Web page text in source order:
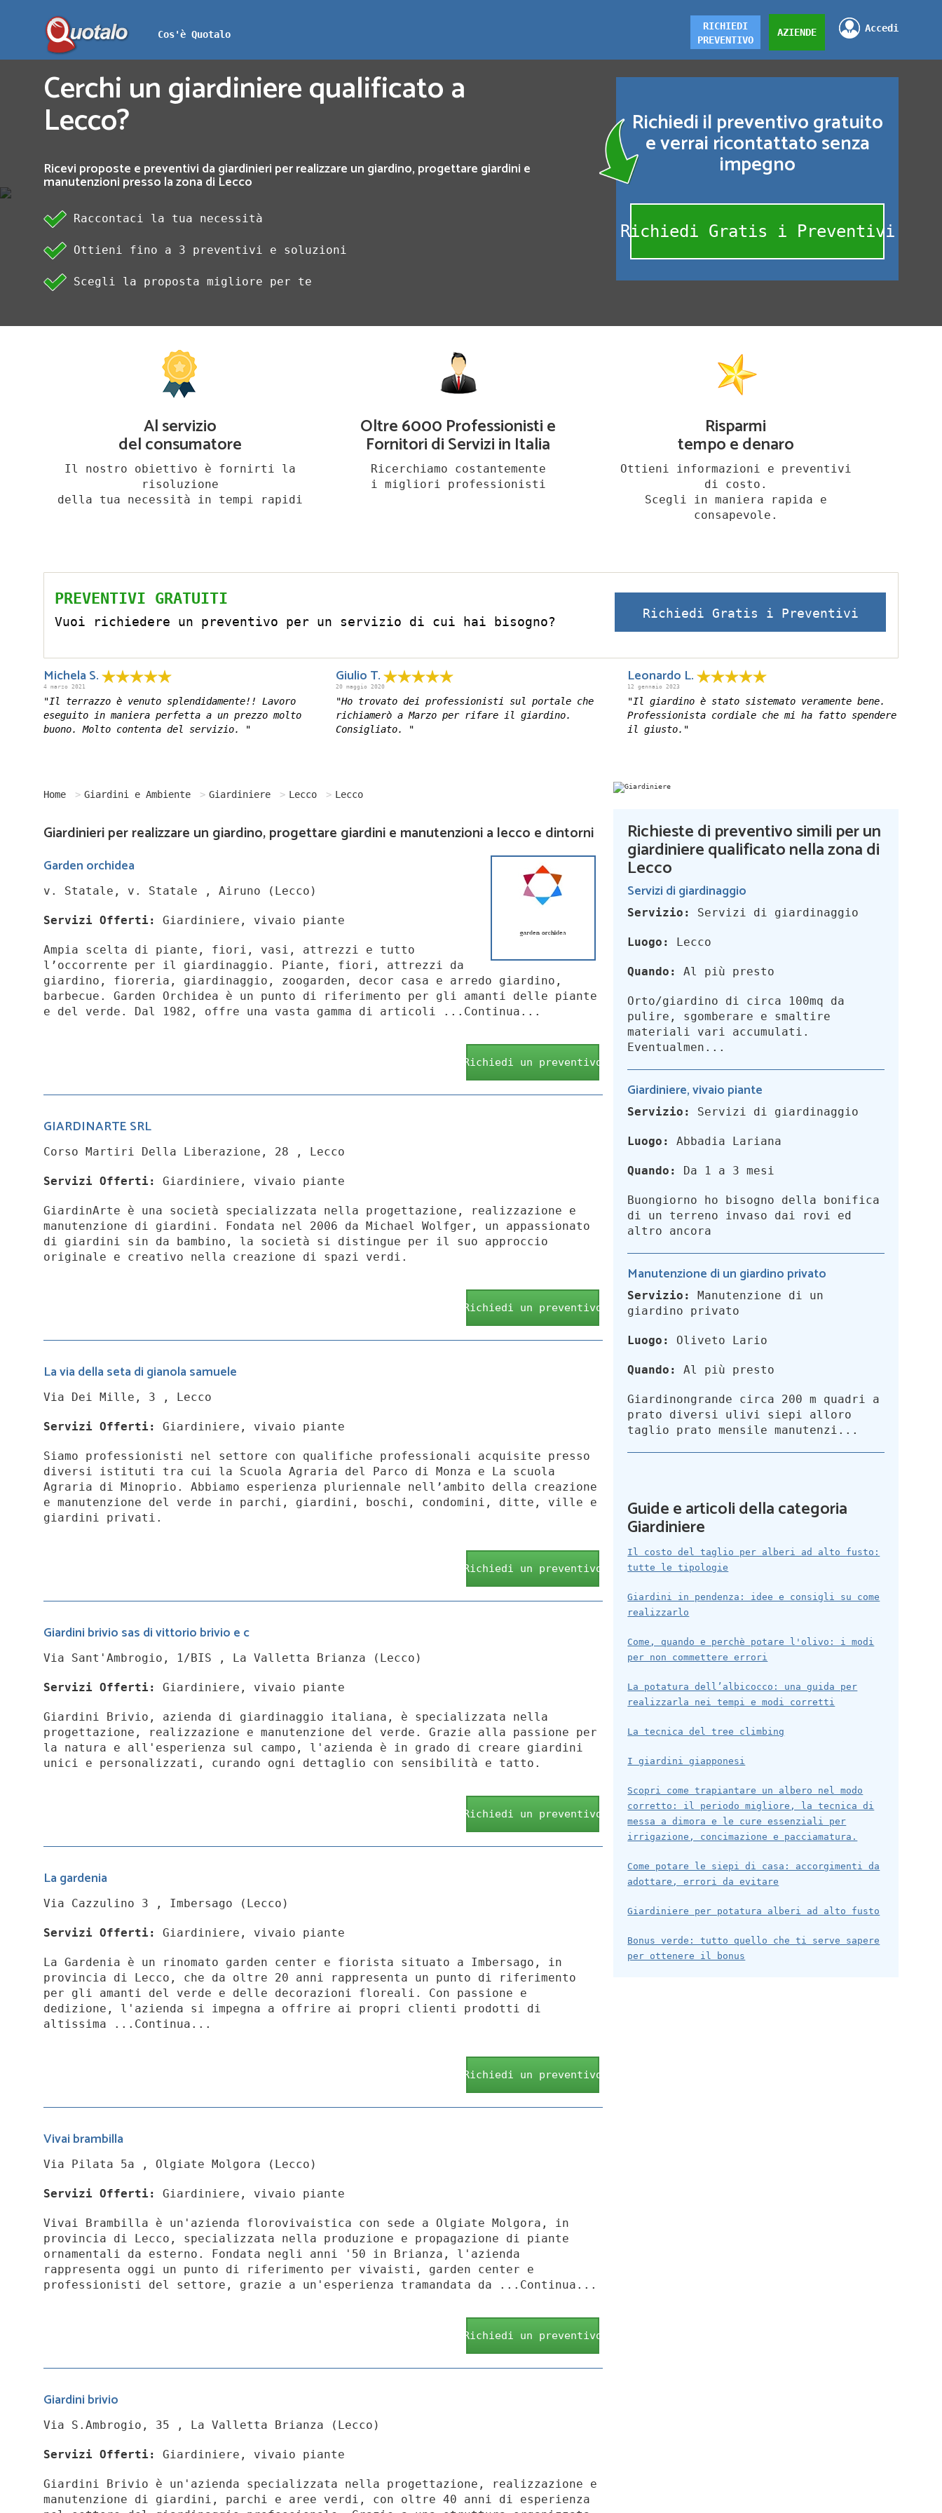
Cos'è Quotalo
Accedi
AZIENDE
RICHIEDI
PREVENTIVO
Cerchi un giardiniere qualificato a
Lecco?
Ricevi proposte e preventivi da giardinieri per realizzare un giardino, progettare giardini e
manutenzioni presso la zona di Lecco
Raccontaci la tua necessità
Ottieni fino a 3 preventivi e soluzioni
Scegli la proposta migliore per te
Richiedi il preventivo gratuito
e verrai ricontattato senza
impegno
Richiedi Gratis i Preventivi
Al servizio
del consumatore
Il nostro obiettivo è fornirti la
risoluzione
della tua necessità in tempi rapidi
Oltre 6000 Professionisti e
Fornitori di Servizi in Italia
Ricerchiamo costantemente
i migliori professionisti
Risparmi
tempo e denaro
Ottieni informazioni e preventivi
di costo.
Scegli in maniera rapida e
consapevole.
PREVENTIVI GRATUITI
Vuoi richiedere un preventivo per un servizio di cui hai bisogno?
Richiedi Gratis i Preventivi
Michela S.
4 marzo 2021
"Il terrazzo è venuto splendidamente!! Lavoro
eseguito in maniera perfetta a un prezzo molto
buono. Molto contenta del servizio. "
Giulio T.
20 maggio 2020
"Ho trovato dei professionisti sul portale che
richiamerò a Marzo per rifare il giardino.
Consigliato. "
Leonardo L.
12 gennaio 2023
"Il giardino è stato sistemato veramente bene.
Professionista cordiale che mi ha fatto spendere
il giusto."
Home Giardini e Ambiente Giardiniere Lecco Lecco
Giardinieri per realizzare un giardino, progettare giardini e manutenzioni a lecco e dintorni
Garden orchidea
v. Statale, v. Statale , Airuno (Lecco)
Servizi Offerti: Giardiniere, vivaio piante
Ampia scelta di piante, fiori, vasi, attrezzi e tutto
l’occorrente per il giardinaggio. Piante, fiori, attrezzi da
giardino, fioreria, giardinaggio, zoogarden, decor casa e arredo giardino,
barbecue. Garden Orchidea è un punto di riferimento per gli amanti delle piante
e del verde. Dal 1982, offre una vasta gamma di articoli ...Continua...
Richiedi un preventivo
GIARDINARTE SRL
Corso Martiri Della Liberazione, 28 , Lecco
Servizi Offerti: Giardiniere, vivaio piante
GiardinArte è una società specializzata nella progettazione, realizzazione e
manutenzione di giardini. Fondata nel 2006 da Michael Wolfger, un appassionato
di giardini sin da bambino, la società si distingue per il suo approccio
originale e creativo nella creazione di spazi verdi.
Richiedi un preventivo
La via della seta di gianola samuele
Via Dei Mille, 3 , Lecco
Servizi Offerti: Giardiniere, vivaio piante
Siamo professionisti nel settore con qualifiche professionali acquisite presso
diversi istituti tra cui la Scuola Agraria del Parco di Monza e La scuola
Agraria di Minoprio. Abbiamo esperienza pluriennale nell’ambito della creazione
e manutenzione del verde in parchi, giardini, boschi, condomini, ditte, ville e
giardini privati.
Richiedi un preventivo
Giardini brivio sas di vittorio brivio e c
Via Sant'Ambrogio, 1/BIS , La Valletta Brianza (Lecco)
Servizi Offerti: Giardiniere, vivaio piante
Giardini Brivio, azienda di giardinaggio italiana, è specializzata nella
progettazione, realizzazione e manutenzione del verde. Grazie alla passione per
la natura e all'esperienza sul campo, l'azienda è in grado di creare giardini
unici e personalizzati, curando ogni dettaglio con sensibilità e tatto.
Richiedi un preventivo
La gardenia
Via Cazzulino 3 , Imbersago (Lecco)
Servizi Offerti: Giardiniere, vivaio piante
La Gardenia è un rinomato garden center e fiorista situato a Imbersago, in
provincia di Lecco, che da oltre 20 anni rappresenta un punto di riferimento
per gli amanti del verde e delle decorazioni floreali. Con passione e
dedizione, l'azienda si impegna a offrire ai propri clienti prodotti di
altissima ...Continua...
Richiedi un preventivo
Vivai brambilla
Via Pilata 5a , Olgiate Molgora (Lecco)
Servizi Offerti: Giardiniere, vivaio piante
Vivai Brambilla è un'azienda florovivaistica con sede a Olgiate Molgora, in
provincia di Lecco, specializzata nella produzione e propagazione di piante
ornamentali da esterno. Fondata negli anni '50 in Brianza, l'azienda
rappresenta oggi un punto di riferimento per vivaisti, garden center e
professionisti del settore, grazie a un'esperienza tramandata da ...Continua...
Richiedi un preventivo
Giardini brivio
Via S.Ambrogio, 35 , La Valletta Brianza (Lecco)
Servizi Offerti: Giardiniere, vivaio piante
Giardini Brivio è un'azienda specializzata nella progettazione, realizzazione e
manutenzione di giardini, parchi e aree verdi, con oltre 40 anni di esperienza
Richieste di preventivo simili per un
giardiniere qualificato nella zona di
Lecco
Servizi di giardinaggio
Servizio: Servizi di giardinaggio
Luogo: Lecco
Quando: Al più presto
Orto/giardino di circa 100mq da
pulire, sgomberare e smaltire
materiali vari accumulati.
Eventualmen...
Giardiniere, vivaio piante
Servizio: Servizi di giardinaggio
Luogo: Abbadia Lariana
Quando: Da 1 a 3 mesi
Buongiorno ho bisogno della bonifica
di un terreno invaso dai rovi ed
altro ancora
Manutenzione di un giardino privato
Servizio:
Manutenzione di un
giardino privato
Luogo: Oliveto Lario
Quando: Al più presto
Giardinongrande circa 200 m quadri a
prato diversi ulivi siepi alloro
taglio prato mensile manutenzi...
Guide e articoli della categoria
Giardiniere
Il costo del taglio per alberi ad alto fusto:
tutte le tipologie
Giardini in pendenza: idee e consigli su come
realizzarlo
Come, quando e perchè potare l'olivo: i modi
per non commettere errori
La potatura dell’albicocco: una guida per
realizzarla nei tempi e modi corretti
La tecnica del tree climbing
I giardini giapponesi
Scopri come trapiantare un albero nel modo
corretto: il periodo migliore, la tecnica di
messa a dimora e le cure essenziali per
irrigazione, concimazione e pacciamatura.
Come potare le siepi di casa: accorgimenti da
adottare, errori da evitare
Giardiniere per potatura alberi ad alto fusto
Bonus verde: tutto quello che ti serve sapere
per ottenere il bonus